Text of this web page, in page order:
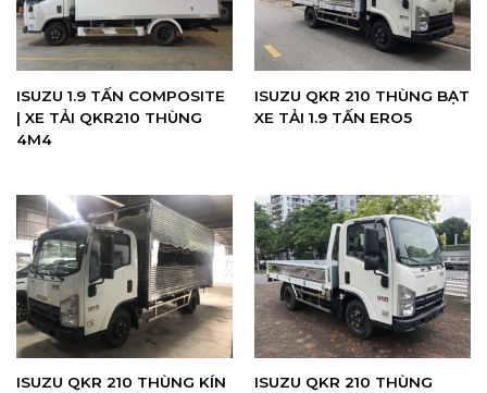
ISUZU 1.9 TẤN COMPOSITE
| XE TẢI QKR210 THÙNG
4M4
ISUZU QKR 210 THÙNG BẠT
XE TẢI 1.9 TẤN ERO5
ISUZU QKR 210 THÙNG KÍN
ISUZU QKR 210 THÙNG